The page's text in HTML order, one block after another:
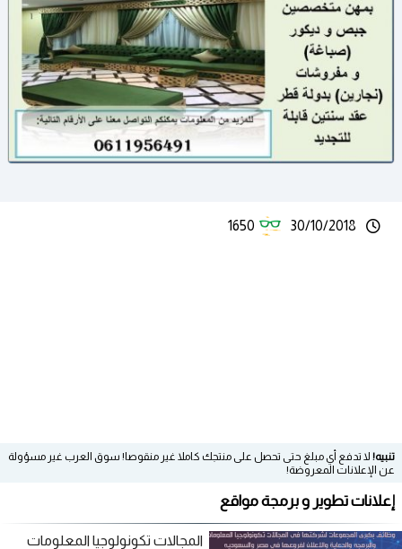
30/10/2018
1650
تنبيه! لا تدفع أي مبلغ حتى تحصل على منتجك كاملا غير منقوصا! سوق العرب غير مسؤولة
عن الإعلانات المعروضة!
إعلانات تطوير و برمجة مواقع
المجالات تكونولوجيا المعلومات